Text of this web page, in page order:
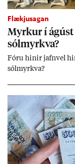
Flækjusagan
Myrk­ur í
sól­myrkva?
Fóru hinir jafn­vel
sól­myrkva?